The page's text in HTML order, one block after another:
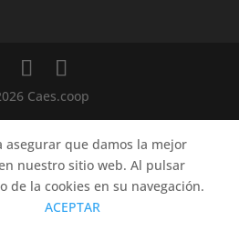
Caes.coop
asegurar que damos la mejor
nuestro sitio web. Al pulsar
de la cookies en su navegación.
ACEPTAR